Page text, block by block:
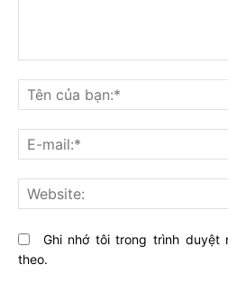
nghĩ
gì
về
bài
viết
này?
Ghi nhớ tôi trong trình duyệt
theo.